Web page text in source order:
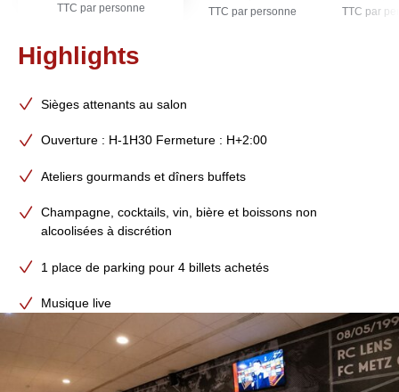
TTC par personne TTC par personne TTC par
Highlights
Sièges attenants au salon
Ouverture : H-1H30 Fermeture : H+2:00
Ateliers gourmands et dîners buffets
Champagne, cocktails, vin, bière et boissons non
alcoolisées à discrétion
1 place de parking pour 4 billets achetés
Musique live